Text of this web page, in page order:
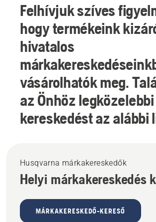
Felhívjuk szíves
hogy termékeink
hivatalos
vásárolhatók meg.
az Önhöz legközelebbi
kereskedést az alábbi
Husqvarna márkakereskedők
Helyi márkakereskedés
MÁRKAKERESKEDŐ-KERESŐ